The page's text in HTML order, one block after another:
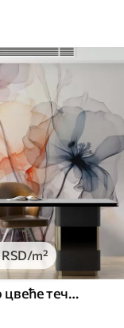
RSD/m²
Апстрактно прозирно цвеће течни акварел